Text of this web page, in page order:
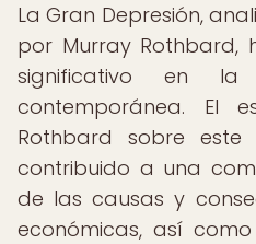
La Gran Depresión,
por Murray Rothbard,
significativo en la
contemporánea. El
Rothbard sobre este
contribuido a una
de las causas y
económicas, así